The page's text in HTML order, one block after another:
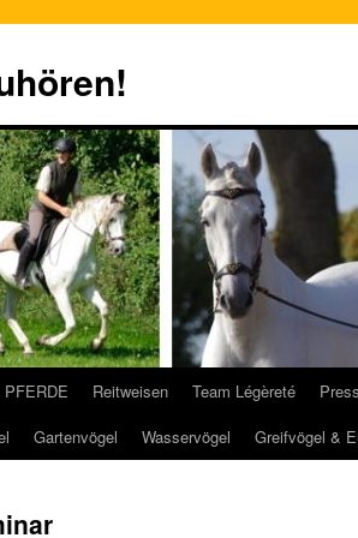
PFERDE Reitweisen Team Légèreté
Gartenvögel Wasservögel Greifvögel &